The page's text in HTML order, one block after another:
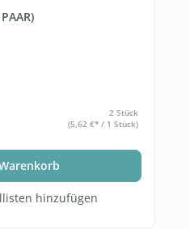
2 Stück
(5,62 €* / 1 Stück)
hinzufügen